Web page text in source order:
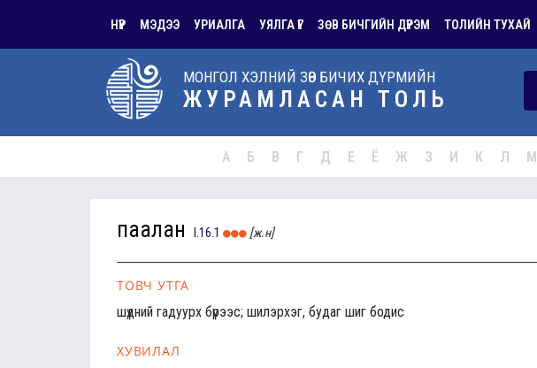
НҮҮР МЭДЭЭ УРИАЛГА УЯЛГА ҮГ ЗӨВ БИЧГИЙН ДҮРЭМ ТОЛИЙН ТУХАЙ
МОНГОЛ ХЭЛНИЙ ЗӨВ БИЧИХ ДҮРМИЙН
ЖУРАМЛАСАН ТОЛЬ
А Б В Г Д Е Ё Ж З И К Л М
паалан I.16.1 [ж.н]
ТОВЧ УТГА
шүдний гадуурх бүрээс; шилэрхэг, будаг шиг бодис
ХУВИЛАЛ